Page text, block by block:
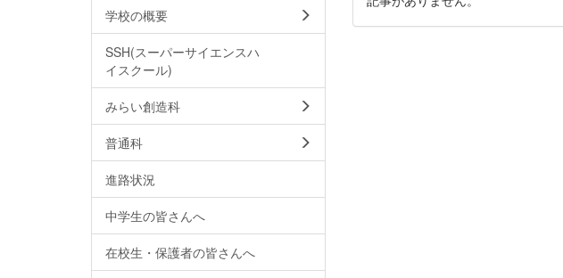
学校の概要
SSH(スーパーサイエンスハ
イスクール)
みらい創造科
普通科
進路状況
中学生の皆さんへ
在校生・保護者の皆さんへ